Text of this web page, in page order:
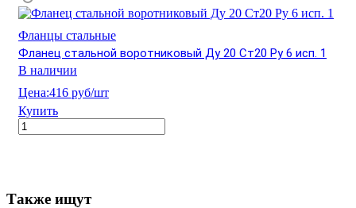
Фланцы стальные
Фланец стальной воротниковый Ду 20 Ст20 Ру 6 исп. 1
В наличии
Цена:416 руб/шт
Купить
Также ищут